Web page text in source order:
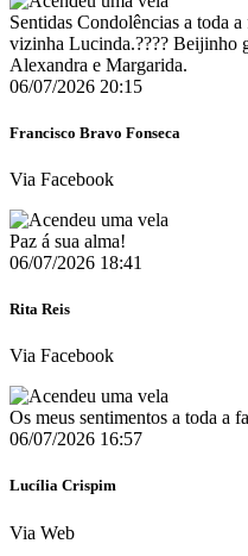
Sentidas Condolências a toda
vizinha Lucinda.???? Beijinho
Alexandra e Margarida.
06/07/2026 20:15
Francisco Bravo Fonseca
Via Facebook
Paz á sua alma!
06/07/2026 18:41
Rita Reis
Via Facebook
Os meus sentimentos a toda a
06/07/2026 16:57
Lucília Crispim
Via Web